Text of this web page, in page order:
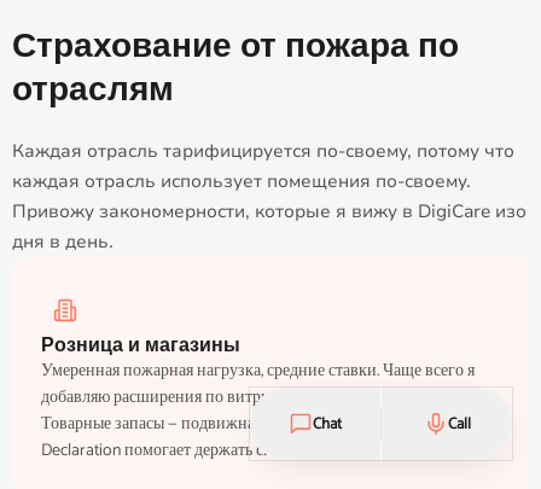
Страхование от пожара по
отраслям
Каждая отрасль тарифицируется по-своему, потому что
каждая отрасль использует помещения по-своему.
Привожу закономерности, которые я вижу в DigiCare изо
дня в день.
Розница и магазины
Умеренная пожарная нагрузка, средние ставки. Чаще всего я
добавляю расширения по витринному стеклу и краже.
Товарные запасы — подвижная часть, поэтому оговорка Stock
Declaration помогает держать спецификацию актуальной.
Chat Call